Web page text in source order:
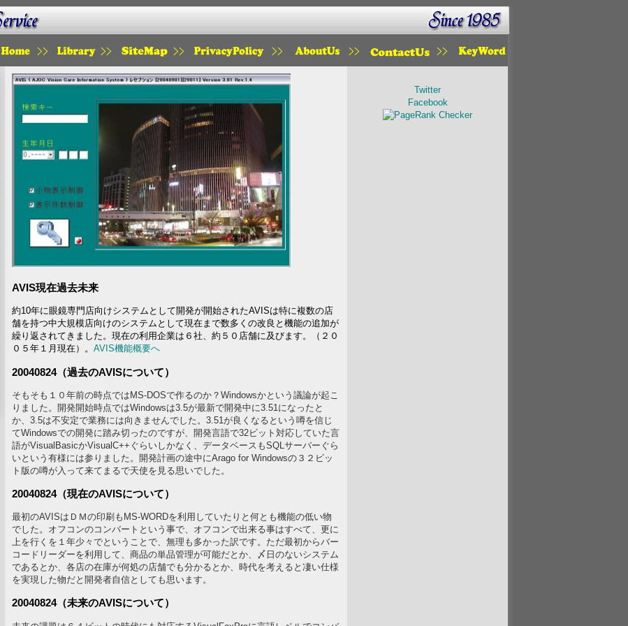
HOME LIBRARY SITEMAP PRIVACY SAIKOU MAIL KETWORD
AVIS現在過去未来
約10年に眼鏡専門店向けシステムとして開発が開始されたAVISは特に複数の店
舗を持つ中大規模店向けのシステムとして現在まで数多くの改良と機能の追加が
繰り返されてきました。現在の利用企業は６社、約５０店舗に及びます。（２０
０５年１月現在）。 AVIS機能概要へ
20040824（過去のAVISについて）
そもそも１０年前の時点ではMS-DOSで作るのか？Windowsかという議論が起こ
りました。開発開始時点ではWindowsは3.5が最新で開発中に3.51になったと
か、3.5は不安定で業務には向きませんでした。3.51が良くなるという噂を信じ
てWindowsでの開発に踏み切ったのですが、開発言語で32ビット対応していた言
語がVisualBasicかVisualC++ぐらいしかなく、データベースもSQLサーバーぐら
いという有様には参りました。開発計画の途中にArago for Windowsの３２ビッ
ト版の噂が入って来てまるで天使を見る思いでした。
20040824（現在のAVISについて）
最初のAVISはＤＭの印刷もMS-WORDを利用していたりと何とも機能の低い物
でした。オフコンのコンバートという事で、オフコンで出来る事はすべて、更に
上を行くを１年少々でということで、無理も多かった訳です。ただ最初からバー
コードリーダーを利用して、商品の単品管理が可能だとか、〆日のないシステム
であるとか、各店の在庫が何処の店舗でも分かるとか、時代を考えると凄い仕様
を実現した物だと開発者自信としても思います。
20040824（未来のAVISについて）
Twitter
Facebook